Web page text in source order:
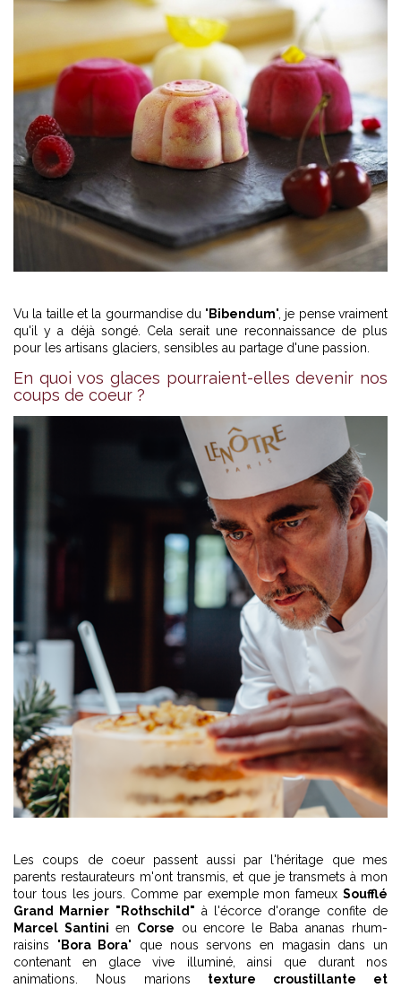
Vu la taille et la gourmandise du " Bibendum", je pense vraiment
qu'il y a déjà songé. Cela serait une reconnaissance de plus
pour les artisans glaciers, sensibles au partage d'une passion.
En quoi vos glaces pourraient-elles devenir nos
coups de coeur ?
Les coups de coeur passent aussi par l'héritage que mes
parents restaurateurs m'ont transmis, et que je transmets à mon
tour tous les jours. Comme par exemple mon fameux Soufflé
Grand Marnier "Rothschild" à l'écorce d'orange confite de
Marcel Santini en Corse ou encore le Baba ananas rhum-
raisins " Bora Bora" que nous servons en magasin dans un
contenant en glace vive illuminé, ainsi que durant nos
animations. Nous marions texture croustillante et